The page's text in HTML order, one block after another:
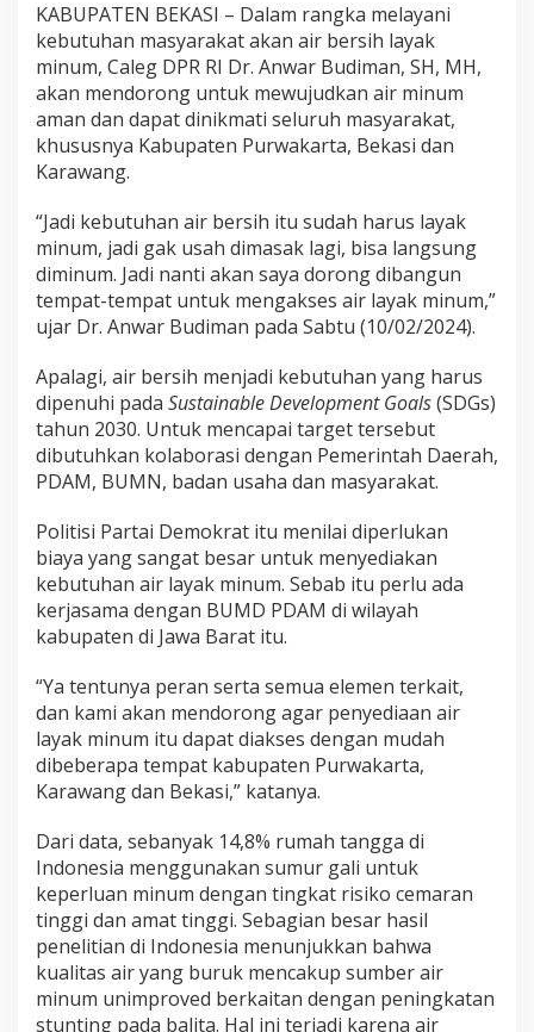
KABUPATEN BEKASI – Dalam rangka melayani
kebutuhan masyarakat akan air bersih layak
minum, Caleg DPR RI Dr. Anwar Budiman, SH, MH,
akan mendorong untuk mewujudkan air minum
aman dan dapat dinikmati seluruh masyarakat,
khususnya Kabupaten Purwakarta, Bekasi dan
Karawang.
“Jadi kebutuhan air bersih itu sudah harus layak
minum, jadi gak usah dimasak lagi, bisa langsung
diminum. Jadi nanti akan saya dorong dibangun
tempat-tempat untuk mengakses air layak minum,”
ujar Dr. Anwar Budiman pada Sabtu (10/02/2024).
Apalagi, air bersih menjadi kebutuhan yang harus
dipenuhi pada Sustainable Development Goals(SDGs)
tahun 2030. Untuk mencapai target tersebut
dibutuhkan kolaborasi dengan Pemerintah Daerah,
PDAM, BUMN, badan usaha dan masyarakat.
Politisi Partai Demokrat itu menilai diperlukan
biaya yang sangat besar untuk menyediakan
kebutuhan air layak minum. Sebab itu perlu ada
kerjasama dengan BUMD PDAM di wilayah
kabupaten di Jawa Barat itu.
“Ya tentunya peran serta semua elemen terkait,
dan kami akan mendorong agar penyediaan air
layak minum itu dapat diakses dengan mudah
dibeberapa tempat kabupaten Purwakarta,
Karawang dan Bekasi,” katanya.
Dari data, sebanyak 14,8% rumah tangga di
Indonesia menggunakan sumur gali untuk
keperluan minum dengan tingkat risiko cemaran
tinggi dan amat tinggi. Sebagian besar hasil
penelitian di Indonesia menunjukkan bahwa
kualitas air yang buruk mencakup sumber air
minum unimproved berkaitan dengan peningkatan
stunting pada balita. Hal ini terjadi karena air